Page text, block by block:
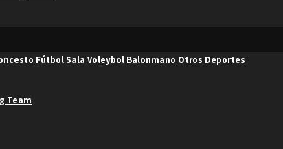
Fútbol Sala Voleybol Balonmano Otros Deportes
Team